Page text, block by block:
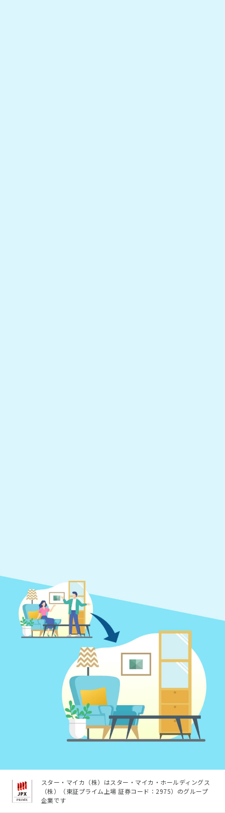
スター・マイカ（株）はスター・マイカ・ホールディングス
（株）（東証プライム上場 証券コード：2975）のグループ
企業です